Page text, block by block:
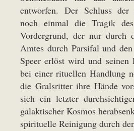
entworfen. Der Schluss der
noch einmal die Tragik
Vordergrund, der nur durch
Amtes durch Parsifal und
Speer erlöst wird und
bei einer rituellen Handlung
die Gralsritter ihre Hände
sich ein letzter
galaktischer Kosmos
spirituelle Reinigung durch